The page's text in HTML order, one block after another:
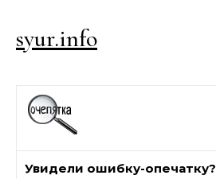
syur.info
Увидели ошибку-опечатку?